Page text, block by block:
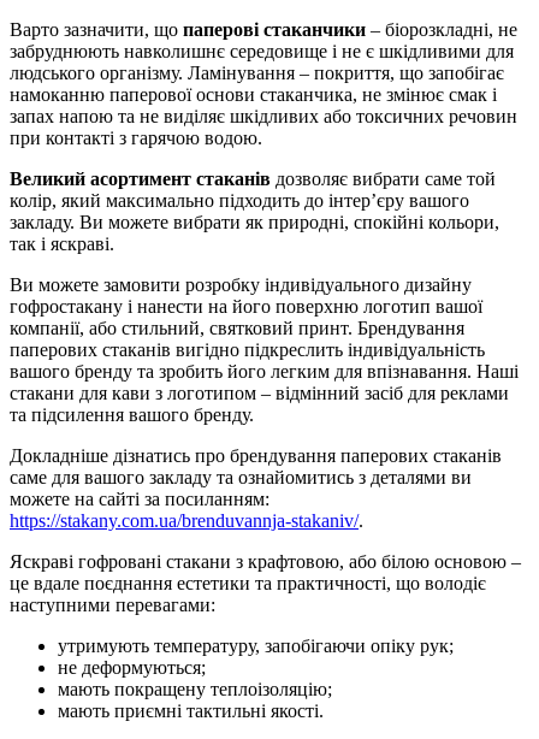
Варто зазначити, що паперові стаканчики – біорозкладні, не
забруднюють навколишнє середовище і не є шкідливими для
людського організму. Ламінування – покриття, що запобігає
намоканню паперової основи стаканчика, не змінює смак і
запах напою та не виділяє шкідливих або токсичних речовин
при контакті з гарячою водою.
Великий асортимент стаканів дозволяє вибрати саме той
колір, який максимально підходить до інтер’єру вашого
закладу. Ви можете вибрати як природні, спокійні кольори,
так і яскраві.
Ви можете замовити розробку індивідуального дизайну
гофростакану і нанести на його поверхню логотип вашої
компанії, або стильний, святковий принт. Брендування
паперових стаканів вигідно підкреслить індивідуальність
вашого бренду та зробить його легким для впізнавання. Наші
стакани для кави з логотипом – відмінний засіб для реклами
та підсилення вашого бренду.
Докладніше дізнатись про брендування паперових стаканів
саме для вашого закладу та ознайомитись з деталями ви
можете на сайті за посиланням:
https://stakany.com.ua/brenduvannja-stakaniv/.
Яскраві гофровані стакани з крафтовою, або білою основою –
це вдале поєднання естетики та практичності, що володіє
наступними перевагами:
утримують температуру, запобігаючи опіку рук;
не деформуються;
мають покращену теплоізоляцію;
мають приємні тактильні якості.